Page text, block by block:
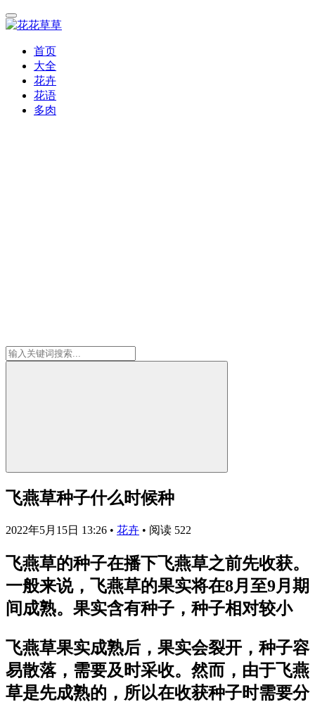
首页
大全
花卉
花语
多肉
飞燕草种子什么时候种
2022年5月15日 13:26 • 花卉 • 阅读 522
飞燕草的种子在播下飞燕草之前先收获。
一般来说，飞燕草的果实将在8月至9月期
间成熟。果实含有种子，种子相对较小
飞燕草果实成熟后，果实会裂开，种子容
易散落，需要及时采收。然而，由于飞燕
草是先成熟的，所以在收获种子时需要分